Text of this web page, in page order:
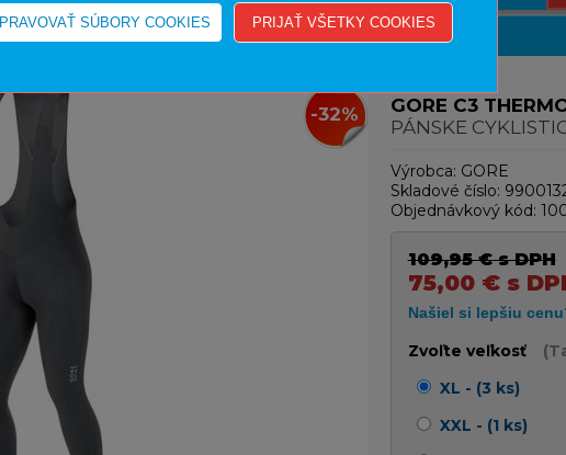
-32%
GORE C3
PÁNSKE
Výrobca: GORE
Skladové číslo:
Objednávkový kód:
109,95 €s DPH
75,00 €s
Zvoľte veľkosť
XL - (3 ks)
XXL - (1 ks)